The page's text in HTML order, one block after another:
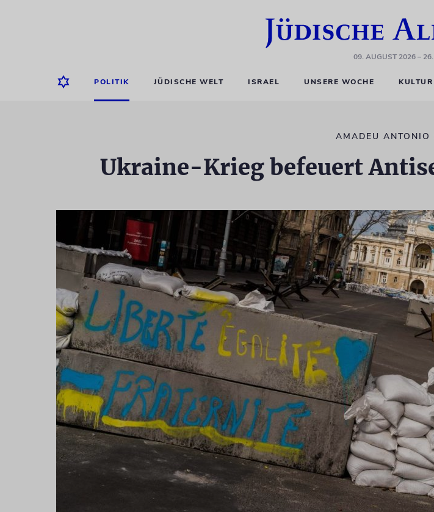
09. AUGUST 2026–
POLITIK JÜDISCHE WELT ISRAEL UNSERE WOCHE KULTUR
AMADEU ANTONIO
Ukraine-Krieg befeuert